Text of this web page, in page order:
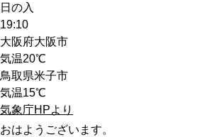
日の入
19:10
大阪府大阪市
気温20℃
鳥取県米子市
気温15℃
気象庁HPより
おはようございます。